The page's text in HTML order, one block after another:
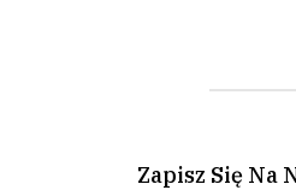
Zapisz Się Na